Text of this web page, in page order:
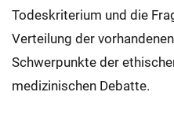
Todeskriterium und die
Verteilung der
Schwerpunkte der
medizinischen Debatte.